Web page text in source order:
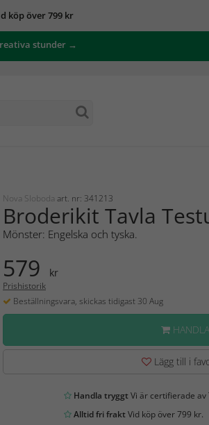
köp över 799 kr
stunder →
Nova Sloboda art. nr: 341213
Broderikit Tavla
Mönster: Engelska och tyska.
579 kr
Prishistorik
Beställningsvara, skickas tidigast 30 Aug
HANDLA
Lägg till i
Handla tryggtVi är certifierade av
Alltid fri fraktVid köp över 799 kr.